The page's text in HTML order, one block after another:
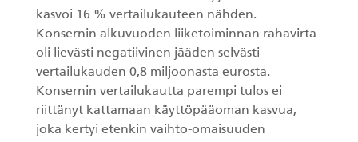
kasvoi 16 % vertailukauteen nähden.
Konsernin alkuvuoden liiketoiminnan rahavirta
oli lievästi negatiivinen jääden selvästi
vertailukauden 0,8 miljoonasta eurosta.
Konsernin vertailukautta parempi tulos ei
riittänyt kattamaan käyttöpääoman kasvua,
joka kertyi etenkin vaihto-omaisuuden